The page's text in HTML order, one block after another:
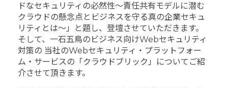
ドなセキュリティの必然性～責任共有モデルに潜む
クラウドの懸念点とビジネスを守る真の企業セキュ
リティとは～」と題し、登壇させていただきます。
そして、一石五鳥のビジネス向けWebセキュリティ
対策の 当社のWebセキュリティ・プラットフォー
ム・サービスの「クラウドブリック」についてご紹
介させて頂きます。